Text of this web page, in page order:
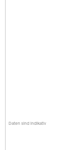
Daten sind indikativ